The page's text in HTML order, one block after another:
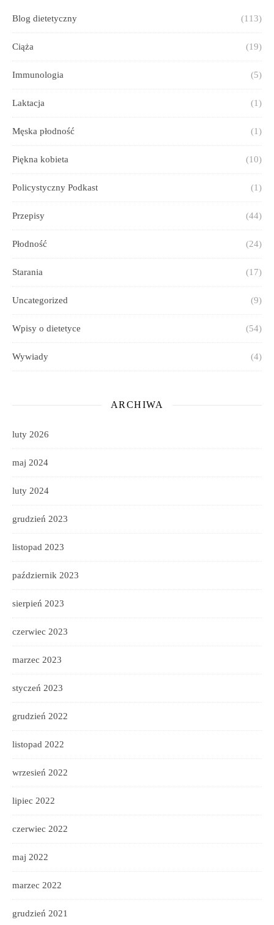
Blog dietetyczny (113)
Ciąża (19)
Immunologia (5)
Laktacja (1)
Męska płodność (1)
Piękna kobieta (10)
Policystyczny Podkast (1)
Przepisy (44)
Płodność (24)
Starania (17)
Uncategorized (9)
Wpisy o dietetyce (54)
Wywiady (4)
ARCHIWA
luty 2026
maj 2024
luty 2024
grudzień 2023
listopad 2023
październik 2023
sierpień 2023
czerwiec 2023
marzec 2023
styczeń 2023
grudzień 2022
listopad 2022
wrzesień 2022
lipiec 2022
czerwiec 2022
maj 2022
marzec 2022
grudzień 2021